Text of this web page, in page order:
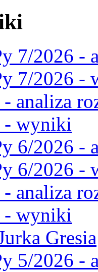
7/2026 -
7/2026 -
analiza
- wyniki
6/2026 -
6/2026 -
analiza
- wyniki
Gresia
5/2026 -